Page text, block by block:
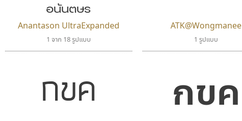
อนันตษร
Anantason UltraExpanded
1 จาก 18 รูปแบบ
ATK@Wongmanee
1 รูปแบบ
กขค กขค